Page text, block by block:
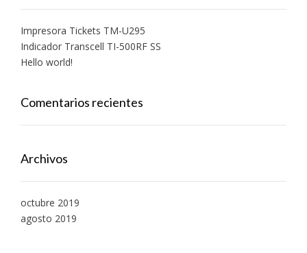
Impresora Tickets TM-U295
Indicador Transcell TI-500RF SS
Hello world!
Comentarios recientes
Archivos
octubre 2019
agosto 2019